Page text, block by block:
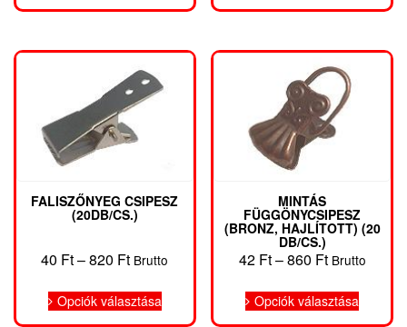
terméknek
A
FALISZŐNYEG CSIPESZ
(20DB/CS.)
40 Ft–820 FtÁrtartomány:
-
Brutto
Opciók választásaa
terméknek
MINTÁS
FÜGGÖNYCSIPESZ
(BRONZ, HAJLÍTOTT) (20
DB/CS.)
42 Ft–860 Ft
-
Brutto
Opciók választásaa